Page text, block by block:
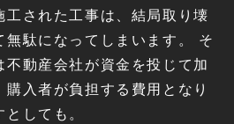
工された工事は、結局取り壊
無駄になってしまいます。 そ
不動産会社が資金を投じて加
入者が負担する費用となり
しても。